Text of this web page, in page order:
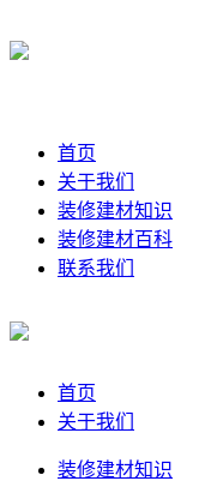
首页
关于我们
装修建材知识
装修建材百科
联系我们
首页
关于我们
装修建材知识